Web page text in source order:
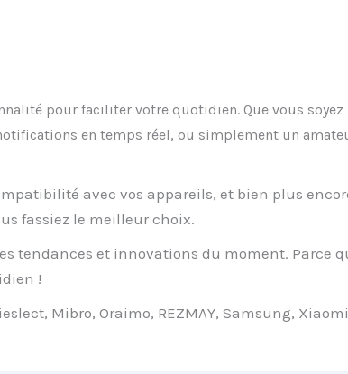
pour faciliter votre quotidien. Que vous
en temps réel, ou simplement un
avec vos appareils, et bien plus
fassiez le meilleur choix.
tendances et innovations du moment. Parce
!
Mibro, Oraimo, REZMAY, Samsung,